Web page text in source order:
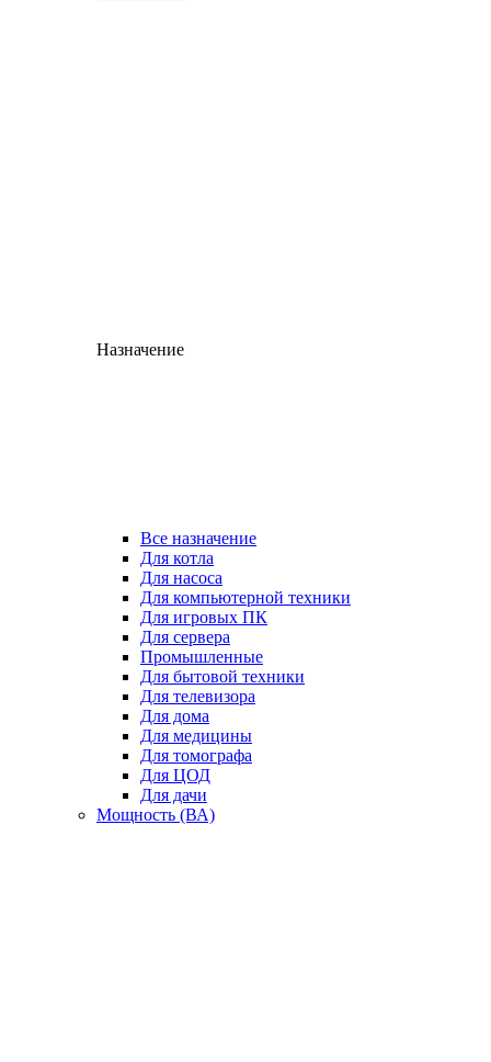
Назначение
Все назначение
Для котла
Для насоса
Для компьютерной техники
Для игровых ПК
Для сервера
Промышленные
Для бытовой техники
Для телевизора
Для дома
Для медицины
Для томографа
Для ЦОД
Для дачи
Мощность (ВА)